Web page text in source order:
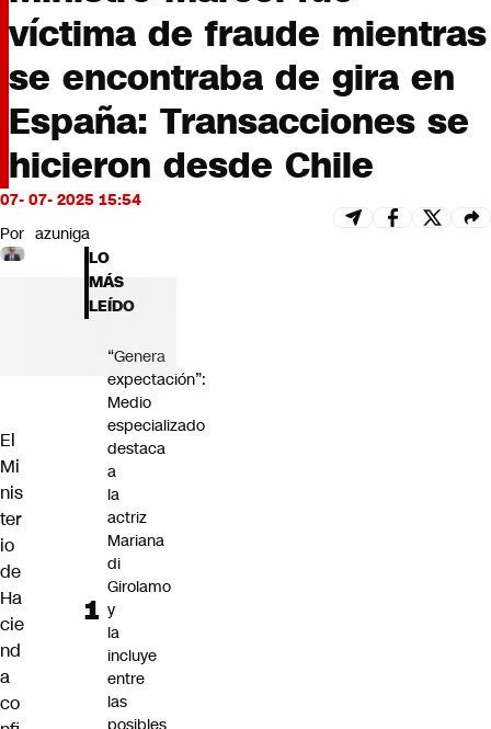
Cultura
Servicios
Bits
CNN tiempo
Futuro 360
Opinión
víctima de fraude mientras
se encontraba de gira en
España: Transacciones se
hicieron desde Chile
07- 07- 2025 15:54
Por azuniga
El
Mi
nis
ter
io
de
Ha
cie
nd
a
co
LO
MÁS
LEÍDO
“Genera
expectación”:
Medio
especializado
destaca
a
la
actriz
Mariana
di
Girolamo
y
la
incluye
entre
las
posibles